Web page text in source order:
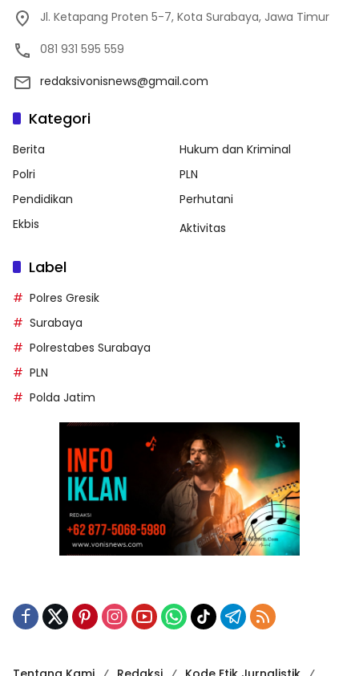
Jl. Ketapang Proten 5-7, Kota Surabaya, Jawa Timur
081 931 595 559
redaksivonisnews@gmail.com
Kategori
Berita
Hukum dan Kriminal
Polri
PLN
Pendidikan
Perhutani
Ekbis
Aktivitas
Label
Polres Gresik
Surabaya
Polrestabes Surabaya
PLN
Polda Jatim